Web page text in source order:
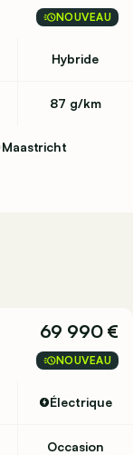
NOUVEAU
Hybride
87 g/km
Maastricht
69 990 €
NOUVEAU
Électrique
Occasion